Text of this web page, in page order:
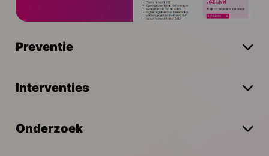
Preventie
Interventies
Onderzoek